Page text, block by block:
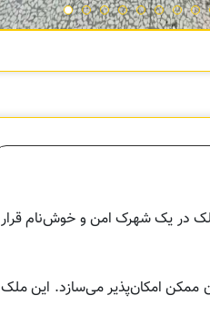
در یک شهرک امن و خوش‌نام قرار
ممکن امکان‌پذیر می‌سازد. این ملک